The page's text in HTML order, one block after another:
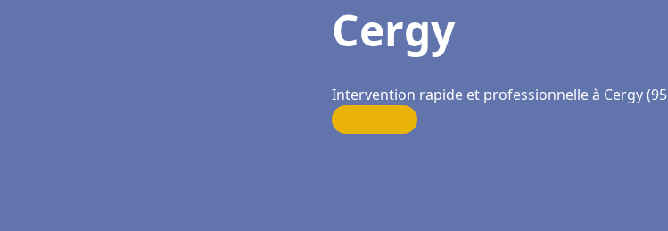
Cergy
Intervention rapide et professionnelle à Cergy